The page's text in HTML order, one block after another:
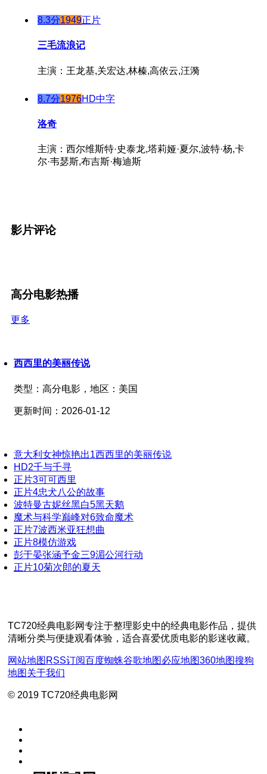
8.3分1949正片
三毛流浪记
主演：王龙基,关宏达,林榛,高依云,汪漪
8.7分1976HD中字
洛奇
主演：西尔维斯特·史泰龙,塔莉娅·夏尔,波特·杨,卡
尔·韦瑟斯,布吉斯·梅迪斯
影片评论
高分电影热播
更多
西西里的美丽传说
类型： 高分电影， 地区： 美国
更新时间： 2026-01-12
意大利女神惊艳出1西西里的美丽传说
HD2千与千寻
正片3可可西里
正片4忠犬八公的故事
波特曼古妮丝黑白5黑天鹅
魔术与科学巅峰对6致命魔术
正片7波西米亚狂想曲
正片8模仿游戏
彭于晏张涵予金三9湄公河行动
正片10菊次郎的夏天
TC720经典电影网专注于整理影史中的经典电影作品，提供
清晰分类与便捷观看体验，适合喜爱优质电影的影迷收藏。
网站地图 RSS订阅百度蜘蛛谷歌地图必应地图360地图搜狗
地图关于我们
© 2019 TC720经典电影网